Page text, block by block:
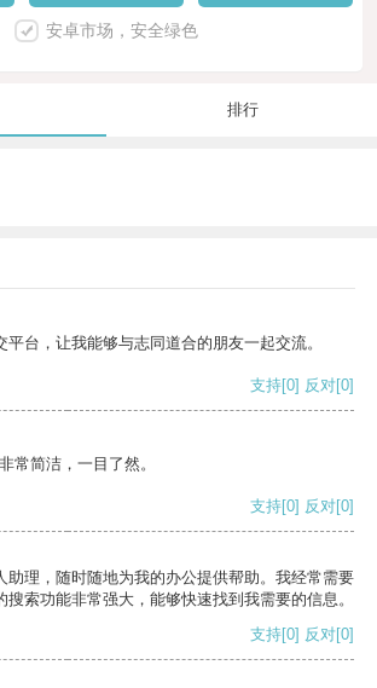
安卓市场，安全绿色
排行
台，让我能够与志同道合的朋友一起交流。
支持[0] 反对[0]
常简洁，一目了然。
支持[0] 反对[0]
助理，随时随地为我的办公提供帮助。我经常需要
搜索功能非常强大，能够快速找到我需要的信息。
支持[0] 反对[0]